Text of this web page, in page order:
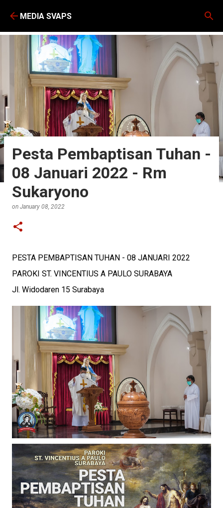
MEDIA SVAPS
Pesta Pembaptisan Tuhan -
08 Januari 2022 - Rm
Sukaryono
on January 08, 2022
PESTA PEMBAPTISAN TUHAN - 08 JANUARI 2022
PAROKI ST. VINCENTIUS A PAULO SURABAYA
Jl. Widodaren 15 Surabaya